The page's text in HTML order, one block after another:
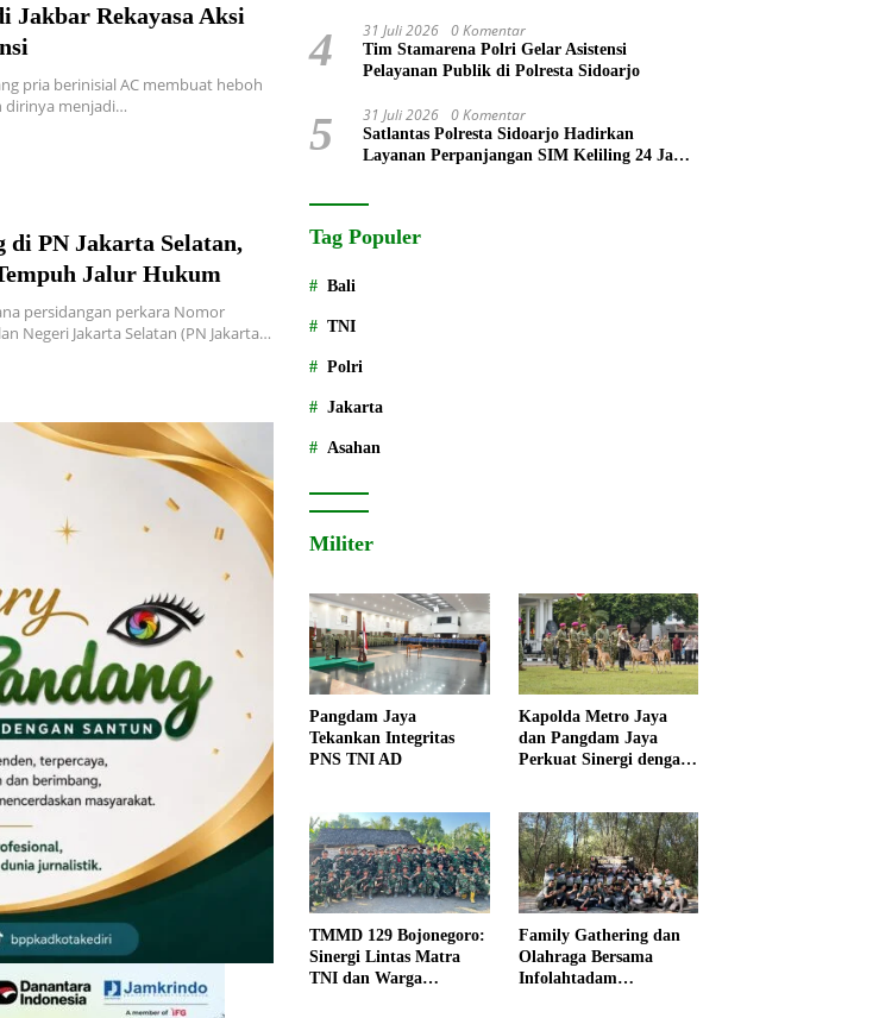
Jakbar Rekayasa Aksi
pria berinisial AC membuat heboh
dirinya menjadi…
PN Jakarta Selatan,
Jalur Hukum
persidangan perkara Nomor
Negeri Jakarta Selatan (PN Jakarta…
4 31 Juli 2026 0 Komentar
Tim Stamarena Polri Gelar Asistensi
Pelayanan Publik di Polresta Sidoarjo
5 31 Juli 2026 0 Komentar
Satlantas Polresta Sidoarjo Hadirkan
Layanan Perpanjangan SIM Keliling 24 Jam
Tag Populer
Bali
TNI
Polri
Jakarta
Asahan
Militer
Pangdam Jaya
Tekankan Integritas
PNS TNI AD
Kapolda Metro Jaya
dan Pangdam Jaya
Perkuat Sinergi dengan
TMMD 129 Bojonegoro:
Sinergi Lintas Matra
TNI dan Warga
Family Gathering dan
Olahraga Bersama
Infolahtadam